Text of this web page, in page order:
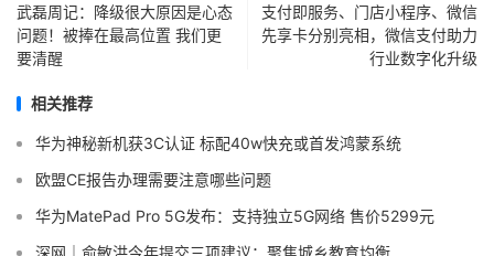
武磊周记：降级很大原因是心态
问题！被捧在最高位置 我们更
要清醒
支付即服务、门店小程序、微信
先享卡分别亮相，微信支付助力
行业数字化升级
相关推荐
华为神秘新机获3C认证 标配40w快充或首发鸿蒙系统
欧盟CE报告办理需要注意哪些问题
华为MatePad Pro 5G发布：支持独立5G网络 售价5299元